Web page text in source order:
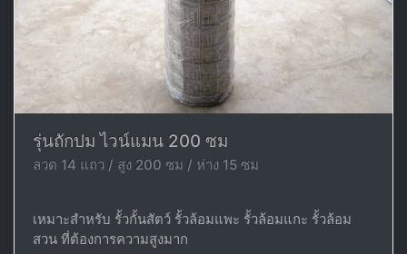
รุ่นถักปม ไวน์แมน 200 ซม
ลวด 14 แถว / สูง 200 ซม / ห่าง 15 ซม
เหมาะสำหรับ รั้วกั้นสัตว์ รั้วล้อมแพะ รั้วล้อมแกะ รั้วล้อม
สวน ที่ต้องการความสูงมาก